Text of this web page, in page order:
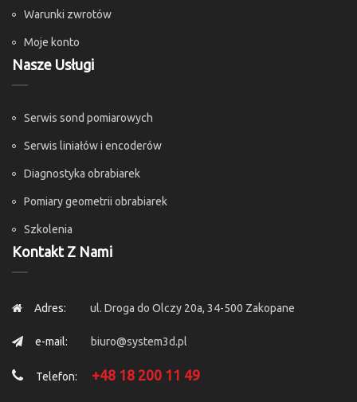
Warunki zwrotów
Moje konto
Nasze Usługi
Serwis sond pomiarowych
Serwis liniałów i encoderów
Diagnostyka obrabiarek
Pomiary geometrii obrabiarek
Szkolenia
Kontakt Z Nami
Adres: ul. Droga do Olczy 20a, 34-500 Zakopane
e-mail: biuro@system3d.pl
Telefon: +48 18 200 11 49